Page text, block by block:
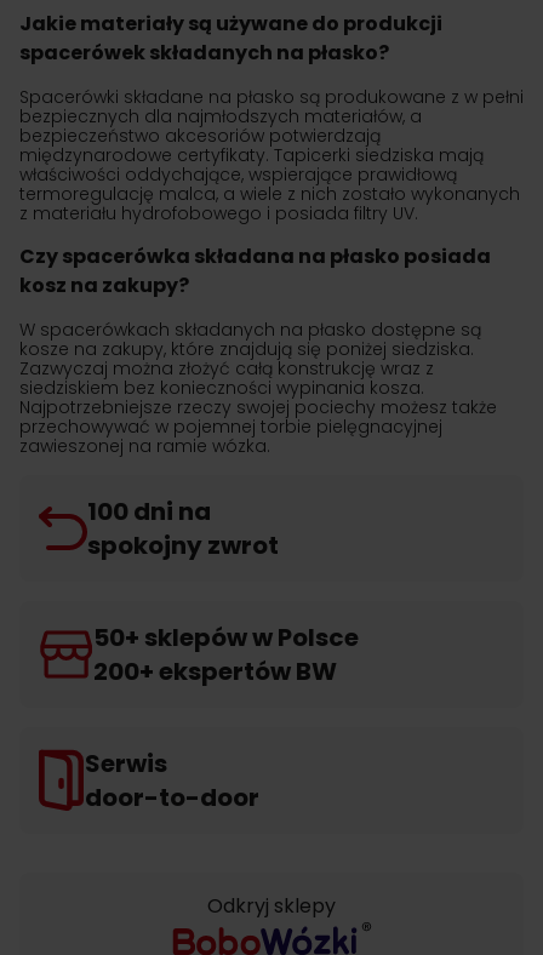
Jakie materiały są używane do produkcji
spacerówek składanych na płasko?
Spacerówki składane na płasko są produkowane z w pełni
bezpiecznych dla najmłodszych materiałów, a
bezpieczeństwo akcesoriów potwierdzają
międzynarodowe certyfikaty. Tapicerki siedziska mają
właściwości oddychające, wspierające prawidłową
termoregulację malca, a wiele z nich zostało wykonanych
z materiału hydrofobowego i posiada filtry UV.
Czy spacerówka składana na płasko posiada
kosz na zakupy?
W spacerówkach składanych na płasko dostępne są
kosze na zakupy, które znajdują się poniżej siedziska.
Zazwyczaj można złożyć całą konstrukcję wraz z
siedziskiem bez konieczności wypinania kosza.
Najpotrzebniejsze rzeczy swojej pociechy możesz także
przechowywać w pojemnej torbie pielęgnacyjnej
zawieszonej na ramie wózka.
100 dni na
spokojny zwrot
50+ sklepów w Polsce
200+ ekspertów BW
Serwis
door-to-door
Odkryj sklepy